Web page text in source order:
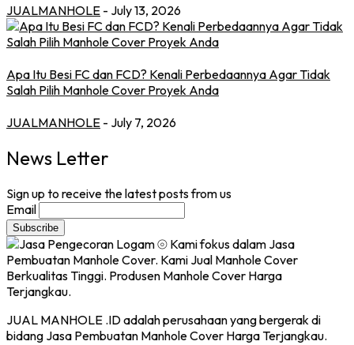
JUALMANHOLE - July 13, 2026
Apa Itu Besi FC dan FCD? Kenali Perbedaannya Agar Tidak
Salah Pilih Manhole Cover Proyek Anda
JUALMANHOLE - July 7, 2026
News Letter
Sign up to receive the latest posts from us
Email
JUAL MANHOLE .ID adalah perusahaan yang bergerak di
bidang Jasa Pembuatan Manhole Cover Harga Terjangkau.